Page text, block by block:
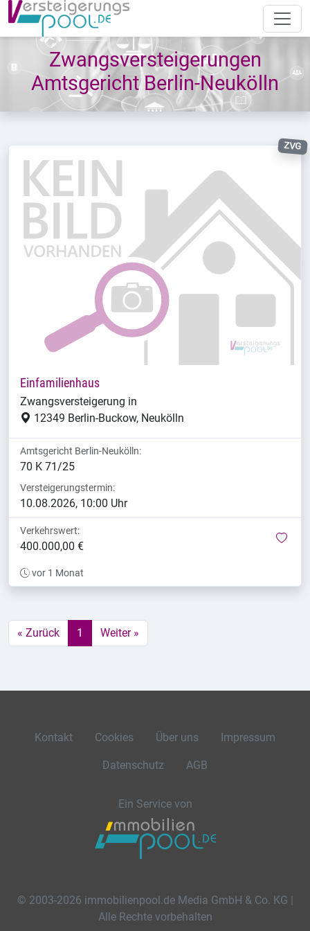
Zwangsversteigerungen
Amtsgericht Berlin-Neukölln
ZVG
Einfamilienhaus
Zwangsversteigerung in
12349 Berlin-Buckow, Neukölln
Amtsgericht Berlin-Neukölln:
70 K 71/25
Versteigerungstermin:
10.08.2026, 10:00 Uhr
Verkehrswert:
400.000,00 €
vor 1 Monat
« Zurück 1 Weiter »
Kontakt Cookies Über uns Impressum
Datenschutz AGB
Ein Service von
© 2003-2026 immobilienpool.de Media GmbH & Co. KG |
Alle Rechte vorbehalten